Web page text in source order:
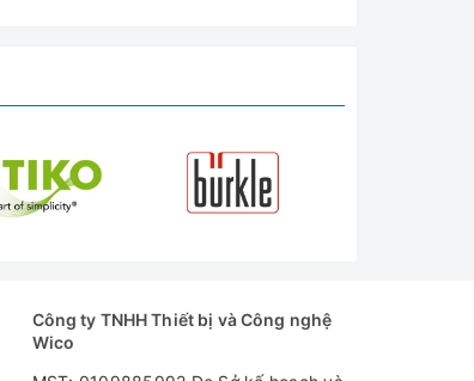
Công ty TNHH Thiết bị và Công nghệ
Wico